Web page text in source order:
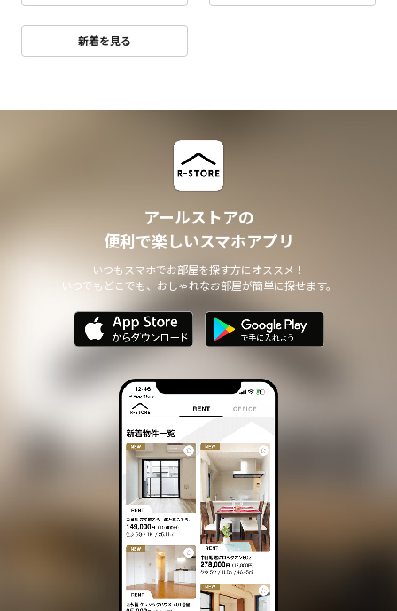
新着を見る
アールストアの
便利で楽しいスマホアプリ
いつもスマホでお部屋を探す方にオススメ！
いつでもどこでも、おしゃれなお部屋が簡単に探せます。